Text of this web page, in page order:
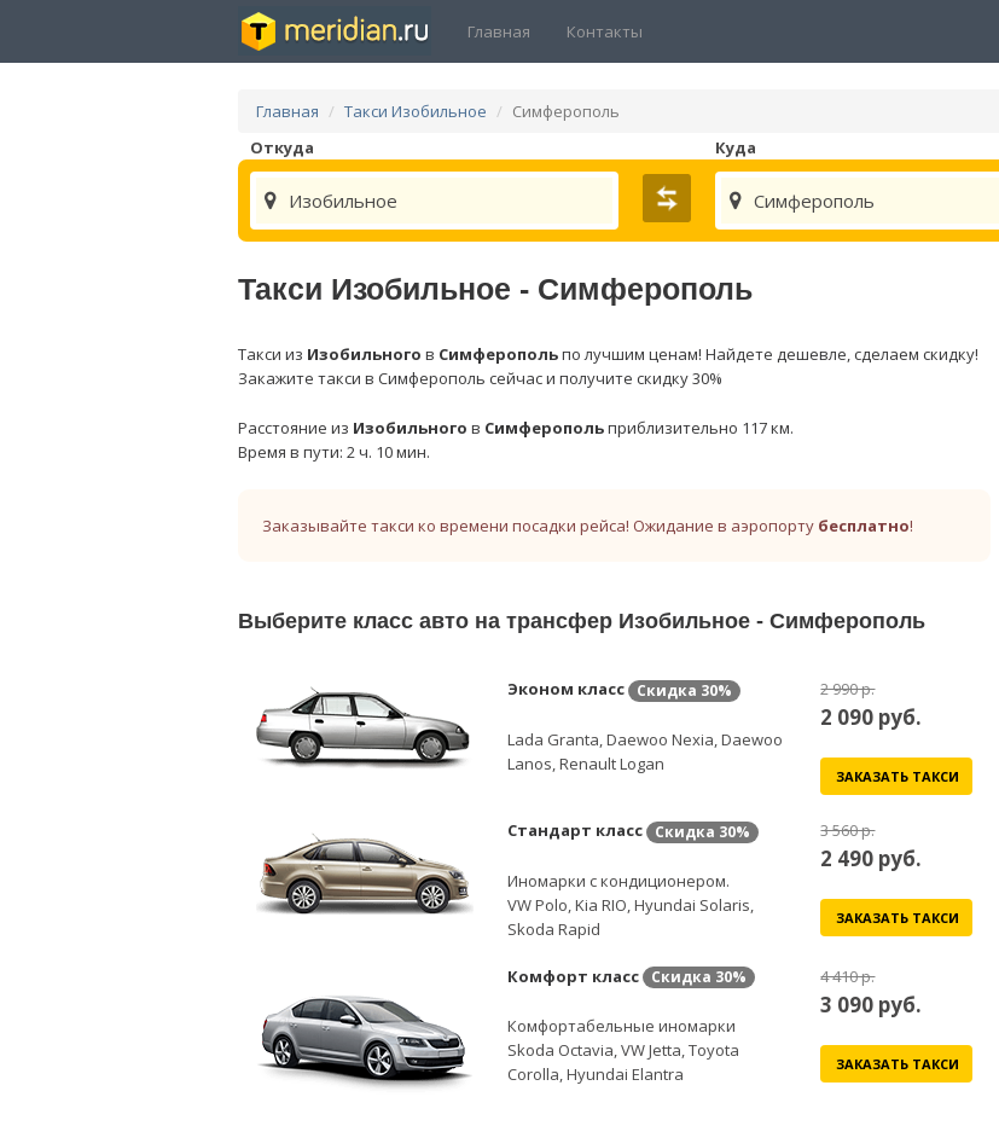
Главная Контакты
Главная Такси Изобильное
Симферополь
Откуда
Изобильное
Куда
Симферополь
Такси Изобильное - Симферополь
Такси из Изобильного в Симферопольпо лучшим ценам! Найдете дешевле, сделаем скидку!
Закажите такси в Симферополь сейчас и получите скидку 30%
Расстояние из Изобильного в Симферопольприблизительно 117 км.
Время в пути: 2 ч. 10 мин.
Заказывайте такси ко времени посадки рейса! Ожидание в аэропорту бесплатно!
Выберите класс авто на трансфер Изобильное - Симферополь
Эконом класс Скидка 30%
Lada Granta, Daewoo Nexia, Daewoo
Lanos, Renault Logan
2 990 р.
2 090 руб.
ЗАКАЗАТЬ ТАКСИ
Стандарт класс Скидка 30%
Иномарки с кондиционером.
VW Polo, Kia RIO, Hyundai Solaris,
Skoda Rapid
3 560 р.
2 490 руб.
ЗАКАЗАТЬ ТАКСИ
Комфорт класс Скидка 30%
Комфортабельные иномарки
Skoda Octavia, VW Jetta, Toyota
Corolla, Hyundai Elantra
4 410 р.
3 090 руб.
ЗАКАЗАТЬ ТАКСИ